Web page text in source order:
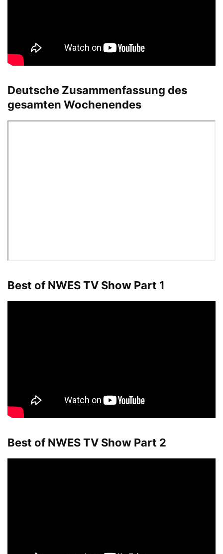
Deutsche Zusammenfassung des
gesamten Wochenendes
Best of NWES TV Show Part 1
Best of NWES TV Show Part 2